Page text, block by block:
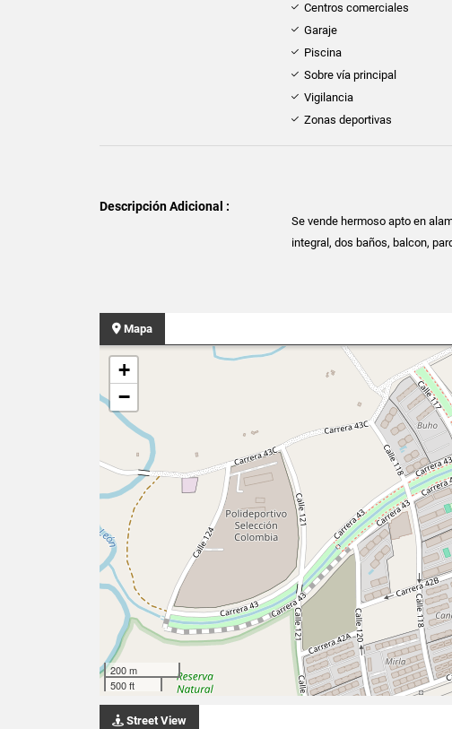
Centros comerciales
Garaje
Piscina
Sobre vía principal
Vigilancia
Zonas deportivas
Descripción Adicional :
Se vende hermoso apto en
integral, dos baños, balcon,
Mapa
+
−
200 m
500 ft
Street View